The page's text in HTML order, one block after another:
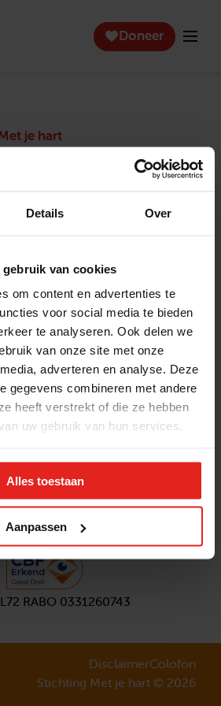
Details Over
gebruik van cookies
om content en advertenties te
voor social media te bieden
te analyseren. Ook delen we
van onze site met onze
adverteren en analyse. Deze
gegevens combineren met andere
heeft verstrekt of die ze hebben
uw gebruik van hun services.
Alles toestaan
Aanpassen
Doneer
je hart
je hart laat ouderen die zich
weer genieten en inspireert
het Appeltje van Oranje.
Contact
Klachtenprocedure
Privacyverklaring
Opzeggen
Volg ons
nieuwsbrief
RABO 0331260743
DisclaimerColofon
Stichting Met je hart © 2026